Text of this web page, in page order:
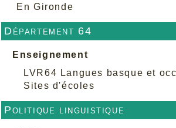
En Gironde
Département 64
Enseignement
LVR64 Langues basque et
Sites d'écoles
Politique linguistique